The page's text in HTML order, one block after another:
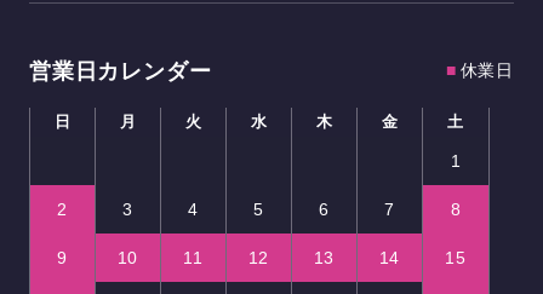
営業日カレンダー ■ 休業日
日 月 火 水 木 金 土
1
2 3 4 5 6 7 8
9 10 11 12 13 14 15